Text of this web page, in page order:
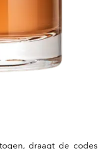
draagt de codes